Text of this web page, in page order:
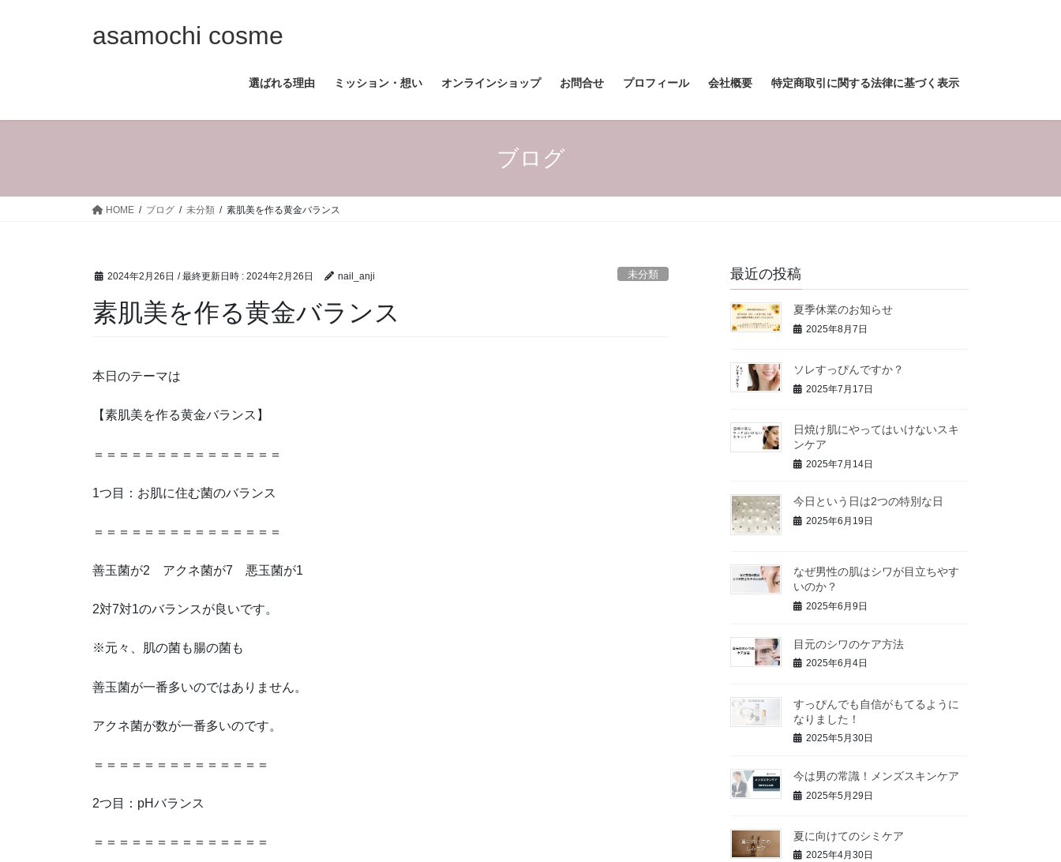
ス
ン
asamochi cosme
選ばれる理由 ミッション・想い オンラインショップ お問合せ プロフィール 会社概要 特定商取引に関する法律に基づく表示
ブログ
HOME ブログ 未分類 素肌美を作る黄金バランス
2024年2月26日 / 最終更新日時 : 2024年2月26日 nail_anji 未分類
素肌美を作る黄金バランス
本日のテーマは
【素肌美を作る黄金バランス】
＝＝＝＝＝＝＝＝＝＝＝＝＝＝＝
1つ目：お肌に住む菌のバランス
＝＝＝＝＝＝＝＝＝＝＝＝＝＝＝
善玉菌が2 アクネ菌が7 悪玉菌が1
2対7対1のバランスが良いです。
※元々、肌の菌も腸の菌も
善玉菌が一番多いのではありません。
アクネ菌が数が一番多いのです。
＝＝＝＝＝＝＝＝＝＝＝＝＝＝
2つ目：pHバランス
＝＝＝＝＝＝＝＝＝＝＝＝＝＝
最近の投稿
夏季休業のお知らせ
2025年8月7日
ソレすっぴんですか？
2025年7月17日
日焼け肌にやってはいけないスキ
ンケア
2025年7月14日
今日という日は2つの特別な日
2025年6月19日
なぜ男性の肌はシワが目立ちやす
いのか？
2025年6月9日
目元のシワのケア方法
2025年6月4日
すっぴんでも自信がもてるように
なりました！
2025年5月30日
今は男の常識！メンズスキンケア
2025年5月29日
夏に向けてのシミケア
2025年4月30日